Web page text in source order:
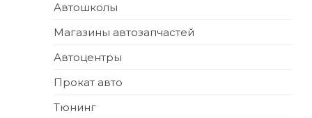
Автошколы
Магазины автозапчастей
Автоцентры
Прокат авто
Тюнинг